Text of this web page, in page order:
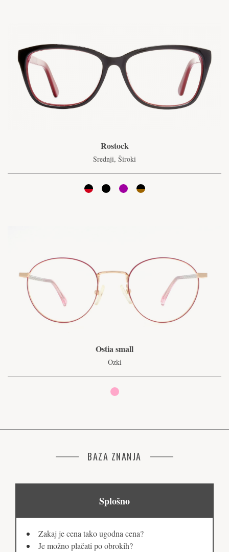
Rostock
Srednji, Široki
Ostia small
Ozki
BAZA ZNANJA
Splošno
Zakaj je cena tako ugodna cena?
Je možno plačati po obrokih?